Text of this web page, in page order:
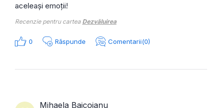
aceleași emoții!
Recenzie pentru cartea Dezvăluirea
0 Răspunde Comentarii(0)
Mihaela Baicoianu